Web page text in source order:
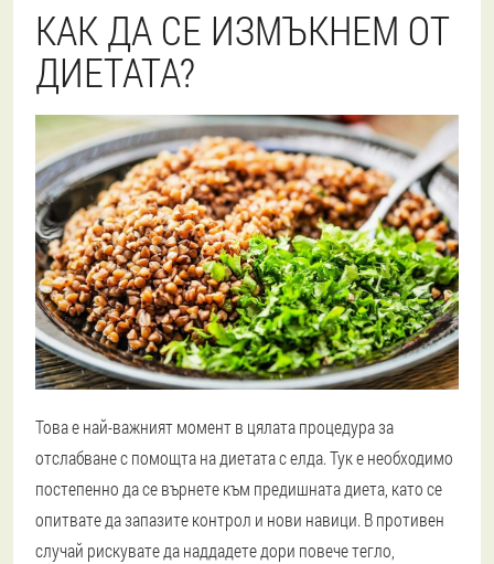
КАК ДА СЕ ИЗМЪКНЕМ ОТ
ДИЕТАТА?
Това е най-важният момент в цялата процедура за
отслабване с помощта на диетата с елда. Тук е необходимо
постепенно да се върнете към предишната диета, като се
опитвате да запазите контрол и нови навици. В противен
случай рискувате да наддадете дори повече тегло,